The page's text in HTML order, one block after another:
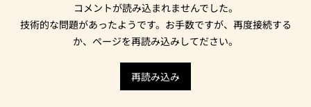
日本本土最南端（鹿児島）
コメントが読み込まれませんでした。
技術的な問題があったようです。お手数ですが、再度接続する
か、ページを再読み込みしてださい。
再読み込み